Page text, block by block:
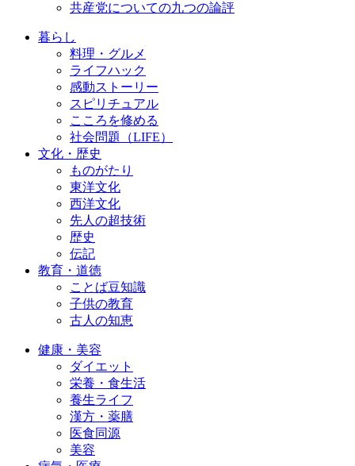
共産党についての九つの論評
暮らし
料理・グルメ
ライフハック
感動ストーリー
スピリチュアル
こころを修める
社会問題（LIFE）
文化・歴史
ものがたり
東洋文化
西洋文化
先人の超技術
歴史
伝記
教育・道徳
ことば豆知識
子供の教育
古人の知恵
健康・美容
ダイエット
栄養・食生活
養生ライフ
漢方・薬膳
医食同源
美容